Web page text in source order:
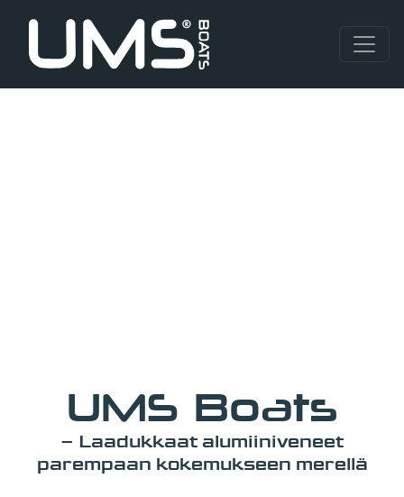
UMS Boats
– Laadukkaat alumiiniveneet
parempaan kokemukseen merellä